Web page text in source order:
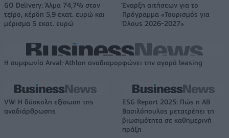
GO Delivery: Άλμα 74,7% στον
τζίρο, κέρδη 5,9 εκατ. ευρώ και
μέρισμα 5 εκατ. ευρώ
Έναρξη αιτήσεων για το
Πρόγραμμα «Τουρισμός για
Όλους 2026-2027»
Η συμφωνία Arval-Athlon αναδιαμορφώνει την αγορά leasing
VW: Η δύσκολη εξίσωση της
αναδιάρθρωσης
ESG Report 2025: Πώς η ΑΒ
Βασιλόπουλος μετατρέπει τη
βιωσιμότητα σε καθημερινή
πράξη